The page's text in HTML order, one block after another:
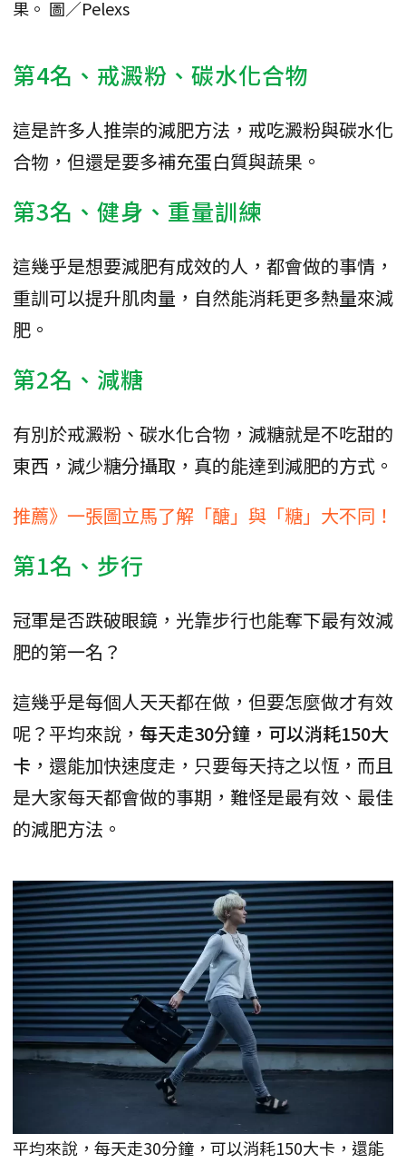
果。 圖／Pelexs
第4名、戒澱粉、碳水化合物
這是許多人推崇的減肥方法，戒吃澱粉與碳水化
合物，但還是要多補充蛋白質與蔬果。
第3名、健身、重量訓練
這幾乎是想要減肥有成效的人，都會做的事情，
重訓可以提升肌肉量，自然能消耗更多熱量來減
肥。
第2名、減糖
有別於戒澱粉、碳水化合物，減糖就是不吃甜的
東西，減少糖分攝取，真的能達到減肥的方式。
推薦》一張圖立馬了解「醣」與「糖」大不同！
第1名、步行
冠軍是否跌破眼鏡，光靠步行也能奪下最有效減
肥的第一名？
這幾乎是每個人天天都在做，但要怎麼做才有效
呢？平均來說， 每天走30分鐘，可以消耗150大
卡 ，還能加快速度走，只要每天持之以恆，而且
是大家每天都會做的事期，難怪是最有效、最佳
的減肥方法。
平均來說，每天走30分鐘，可以消耗150大卡，還能